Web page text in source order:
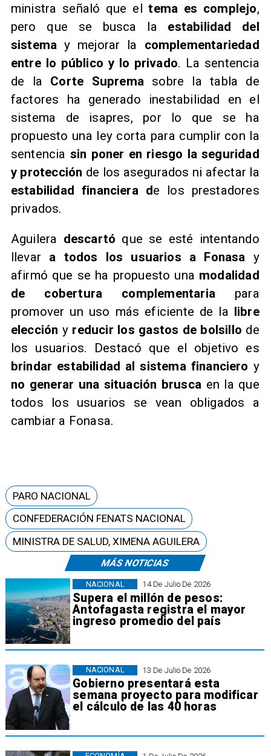
ministra señaló que el tema es complejo,
pero que se busca la estabilidad del
sistemay mejorar la complementariedad
entre lo público y lo privado. La sentencia
de la Corte Supremasobre la tabla de
factores ha generado inestabilidad en el
sistema de isapres, por lo que se ha
propuesto una ley corta para cumplir con la
sentencia sin poner en riesgo la seguridad
y protección de los asegurados ni afectar la
estabilidad financiera de los prestadores
privados.
Aguilera descartó que se esté intentando
llevar a todos los usuarios a Fonasa y
afirmó que se ha propuesto una modalidad
de cobertura complementaria para
promover un uso más eficiente de la
libre
elección y reducir los gastos de bolsillo de
los usuarios. Destacó que el objetivo es
brindar estabilidad al sistema financiero y
no generar una situación brusca en la que
todos los usuarios se vean obligados a
cambiar a Fonasa.
MÁS NOTICIAS
14 De Julio De 2026
Supera el millón de pesos:
Antofagasta registra el mayor
ingreso promedio del país
NACIONAL
13 De Julio De 2026
Gobierno presentará esta
semana proyecto para modificar
el cálculo de las 40 horas
NACIONAL
PARO NACIONAL
CONFEDERACIÓN FENATS NACIONAL
MINISTRA DE SALUD, XIMENA AGUILERA